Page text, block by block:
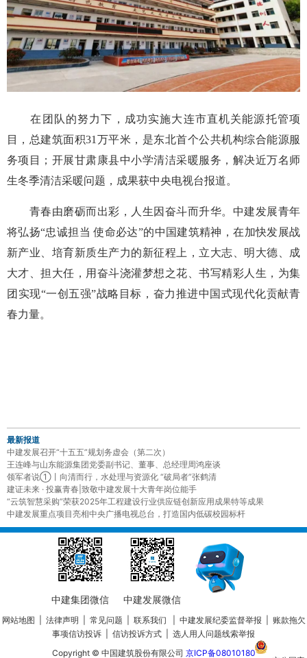
在团队的努力下，成功实施大连市直机关能源托管项
目，总建筑面积31万平米，是东北首个公共机构综合能源服
务项目；开展甘肃康县中小学清洁采暖服务，解决近万名师
生冬季清洁采暖问题，成果获中央电视台报道。
青春由磨砺而出彩，人生因奋斗而升华。中建发展青年
将弘扬“忠诚担当 使命必达”的中国建筑精神，在加快发展战
新产业、培育新质生产力的新征程上，立大志、明大德、成
大才、担大任，用奋斗浇灌梦想之花、书写精彩人生，为集
团实现“一创五强”战略目标，奋力推进中国式现代化贡献青
春力量。
最新报道
中建发展召开“十五五”规划务虚会（第二次）
王连峰与山东能源集团党委副书记、董事、总经理周鸿座谈
领军者说①丨向清而行，水处理与资源化 “破局者”张鹤清
建证未来 · 投赢青春|致敬中建发展十大青年岗位能手
“云筑智慧采购”荣获2025年工程建设行业供应链创新应用成果特等成果
中建发展重点项目亮相中央广播电视总台，打造国内低碳校园标杆
中建集团微信 中建发展微信
网站地图 法律声明 常见问题 联系我们 中建发展纪委监督举报
账款拖欠
事项信访投诉
信访投诉方式
选人用人问题线索举报
Copyright © 中国建筑股份有限公司 京ICP备08010180